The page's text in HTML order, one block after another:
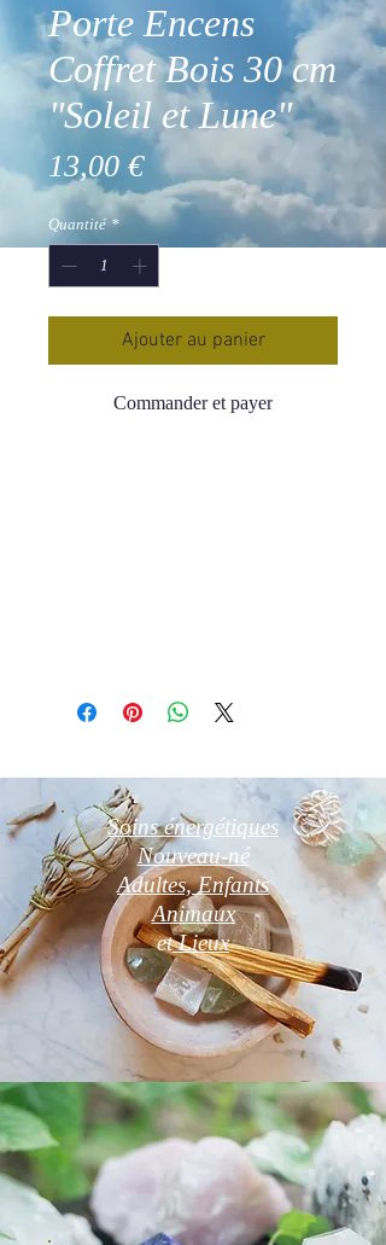
Porte Encens
Coffret Bois 30 cm
"Soleil et Lune"
13,00 €Prix
Quantité *
Ajouter au panier
Commander et payer
Soins énergétiques
Nouveau-né
Adultes, Enfants
Animaux
etLieux